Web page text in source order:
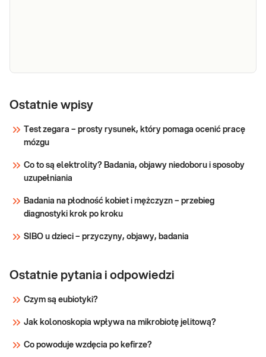
jajników i łożyska. Diagnostyka:
poronienia i przyczyn krwawienia u
Ostatnie wpisy
Test zegara – prosty rysunek, który pomaga ocenić pracę
mózgu
Co to są elektrolity? Badania, objawy niedoboru i sposoby
uzupełniania
Badania na płodność kobiet i mężczyzn – przebieg
diagnostyki krok po kroku
SIBO u dzieci – przyczyny, objawy, badania
Ostatnie pytania i odpowiedzi
Czym są eubiotyki?
Jak kolonoskopia wpływa na mikrobiotę jelitową?
Co powoduje wzdęcia po kefirze?